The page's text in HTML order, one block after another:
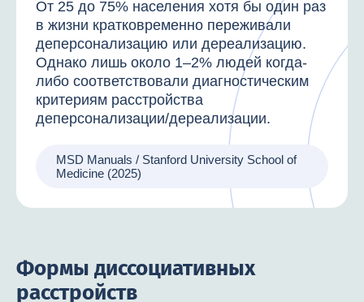
От 25 до 75% населения хотя бы один раз
в жизни кратковременно переживали
деперсонализацию или дереализацию.
Однако лишь около 1–2% людей когда-
либо соответствовали диагностическим
критериям расстройства
деперсонализации/дереализации.
MSD Manuals / Stanford University School of
Medicine (2025)
Формы диссоциативных
расстройств